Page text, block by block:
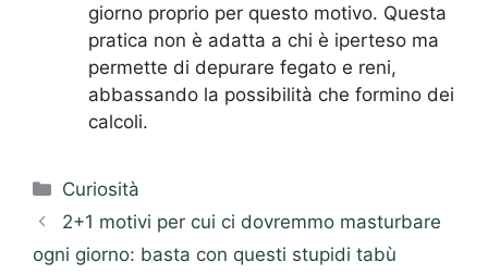
giorno proprio per questo motivo. Questa
pratica non è adatta a chi è iperteso ma
permette di depurare fegato e reni,
abbassando la possibilità che formino dei
calcoli.
Categorie
Curiosità
2+1 motivi per cui ci dovremmo masturbare
ogni giorno: basta con questi stupidi tabù